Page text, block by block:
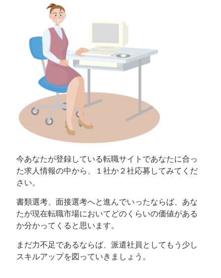
今あなたが登録している転職サイトであなたに合っ
た求人情報の中から、１社か２社応募してみてくだ
さい。
書類選考、面接選考へと進んでいったならば、あな
たが現在転職市場においてどのくらいの価値がある
か分かってくると思います。
まだ力不足であるならば、派遣社員としてもう少し
スキルアップを図っていきましょう。